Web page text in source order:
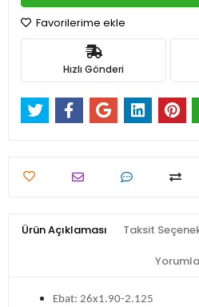
Favorilerime ekle
Hızlı Gönderi
Ürün Açıklaması Taksit
Ebat: 26x1.90-2.125